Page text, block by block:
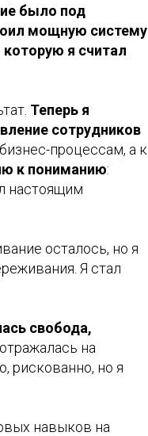
было под
мощную систему
которую я считал
Теперь я
сотрудников
процессам, а к
к пониманию:
настоящим
осталось, но я
Я стал
свобода,
на
рискованно, но я
навыков на